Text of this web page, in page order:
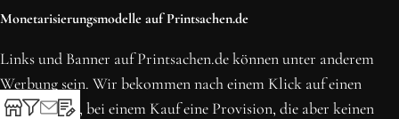
Monetarisierungsmodelle auf Printsachen.de
Links und Banner auf Printsachen.de können unter anderem
Werbung sein. Wir bekommen nach einem Klick auf einen
solchen Link, bei einem Kauf eine Provision, die aber keinen